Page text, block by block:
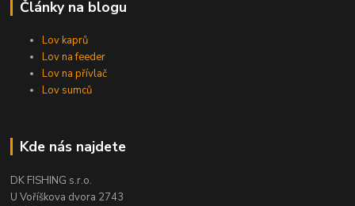
Články na blogu
Lov kaprů
Lov na feeder
Lov na přívlač
Lov sumců
Kde nás najdete
DK FISHING s.r.o.
U Voříškova dvora 2743